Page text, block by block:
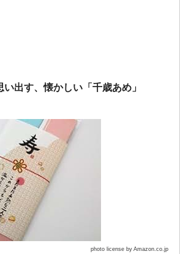
出す、懐かしい「千歳あめ」
photo license by Amazon.co.jp